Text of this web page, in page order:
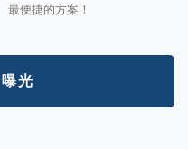
便捷的方案！
光